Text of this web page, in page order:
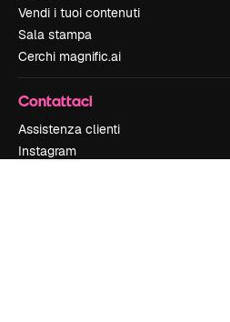
Vendi i tuoi contenuti
Sala stampa
Cerchi magnific.ai
Contattaci
Assistenza clienti
Instagram